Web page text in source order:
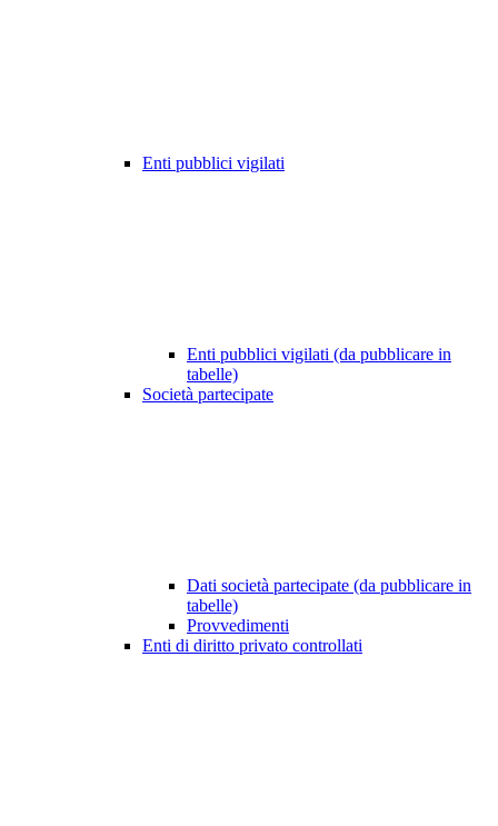
Enti pubblici vigilati
Enti pubblici vigilati (da pubblicare in
tabelle)
Società partecipate
Dati società partecipate (da pubblicare in
tabelle)
Provvedimenti
Enti di diritto privato controllati